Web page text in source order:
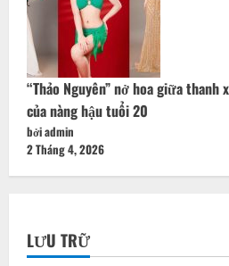
“Thảo Nguyên” nở hoa giữa
của nàng hậu tuổi 20
bởi admin
2 Tháng 4, 2026
LƯU TRỮ